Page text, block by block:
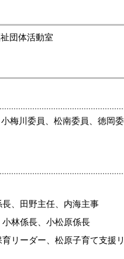
団体活動室
梅川委員、松南委員、徳岡
、田野主任、内海主事
林係長、小松原係長
リーダー、松原子育て支援